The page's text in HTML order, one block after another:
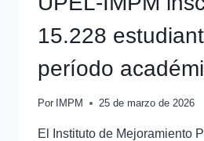
15.228
período
Por IMPM 25 de marzo de 2026
El Instituto de Mejoramiento